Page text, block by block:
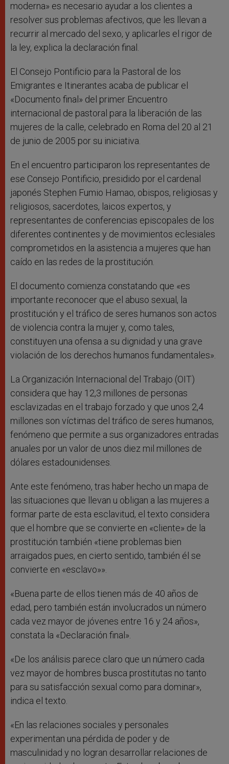
moderna» es necesario ayudar a los clientes a
resolver sus problemas afectivos, que les llevan a
recurrir al mercado del sexo, y aplicarles el rigor de
la ley, explica la declaración final.
El Consejo Pontificio para la Pastoral de los
Emigrantes e Itinerantes acaba de publicar el
«Documento final» del primer Encuentro
internacional de pastoral para la liberación de las
mujeres de la calle, celebrado en Roma del 20 al 21
de junio de 2005 por su iniciativa.
En el encuentro participaron los representantes de
ese Consejo Pontificio, presidido por el cardenal
japonés Stephen Fumio Hamao, obispos, religiosas y
religiosos, sacerdotes, laicos expertos, y
representantes de conferencias episcopales de los
diferentes continentes y de movimientos eclesiales
comprometidos en la asistencia a mujeres que han
caído en las redes de la prostitución.
El documento comienza constatando que «es
importante reconocer que el abuso sexual, la
prostitución y el tráfico de seres humanos son actos
de violencia contra la mujer y, como tales,
constituyen una ofensa a su dignidad y una grave
violación de los derechos humanos fundamentales».
La Organización Internacional del Trabajo (OIT)
considera que hay 12,3 millones de personas
esclavizadas en el trabajo forzado y que unos 2,4
millones son víctimas del tráfico de seres humanos,
fenómeno que permite a sus organizadores entradas
anuales por un valor de unos diez mil millones de
dólares estadounidenses.
Ante este fenómeno, tras haber hecho un mapa de
las situaciones que llevan u obligan a las mujeres a
formar parte de esta esclavitud, el texto considera
que el hombre que se convierte en «cliente» de la
prostitución también «tiene problemas bien
arraigados pues, en cierto sentido, también él se
convierte en «esclavo»».
«Buena parte de ellos tienen más de 40 años de
edad, pero también están involucrados un número
cada vez mayor de jóvenes entre 16 y 24 años»,
constata la «Declaración final».
«De los análisis parece claro que un número cada
vez mayor de hombres busca prostitutas no tanto
para su satisfacción sexual como para dominar»,
indica el texto.
«En las relaciones sociales y personales
experimentan una pérdida de poder y de
masculinidad y no logran desarrollar relaciones de